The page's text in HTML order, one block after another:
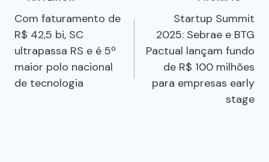
Com faturamento de
R$ 42,5 bi, SC
ultrapassa RS e é 5º
maior polo nacional
de tecnologia
Startup Summit
2025: Sebrae e BTG
Pactual lançam fundo
de R$ 100 milhões
para empresas early
stage